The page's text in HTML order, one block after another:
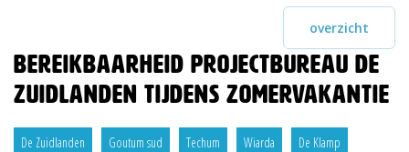
overzicht
Bereikbaarheid Projectbureau De
Zuidlanden tijdens zomervakantie
De Zuidlanden Goutum sud Techum Wiarda
De Klamp